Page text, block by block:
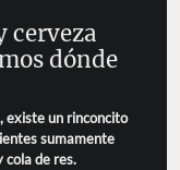
cerveza
dónde
existe un rinconcito
sumamente
cola de res.